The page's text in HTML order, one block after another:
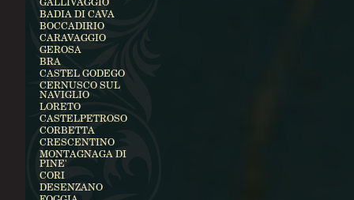
BADIA DI CAVA
BOCCADIRIO
CARAVAGGIO
GEROSA
BRA
CASTEL GODEGO
CERNUSCO SUL
NAVIGLIO
LORETO
CASTELPETROSO
CORBETTA
CRESCENTINO
MONTAGNAGA DI
PINE'
CORI
DESENZANO